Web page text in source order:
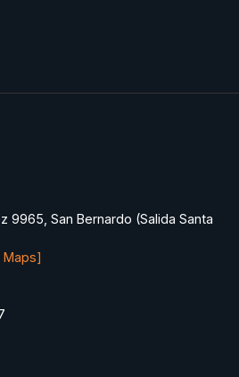
9965, San Bernardo (Salida Santa
Maps]